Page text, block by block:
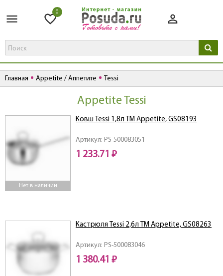
0
Главная Appetite / Аппетите Tessi
Appetite Tessi
Нет в наличии
Артикул: PS-500083051
Ковш Tessi 1,8л ТМ Appetite, GS08193
1 233.71 ₽
Артикул: PS-500083046
Кастрюля Tessi 2,6л ТМ Appetite, GS08263
1 380.41 ₽